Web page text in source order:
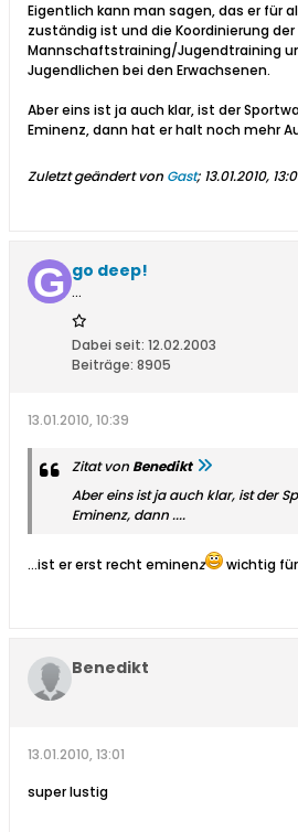
Eigentlich kann man sagen, das er für
zuständig ist und die Koordinierung
Mannschaftstraining/Jugendtraining
Jugendlichen bei den Erwachsenen.
Aber eins ist ja auch klar, ist der
Eminenz, dann hat er halt noch mehr
Zuletzt geändert von Gast; 13.01.2010,
go deep!
...
Dabei seit: 12.02.2003
Beiträge: 8905
13.01.2010, 10:39
Zitat vonBenedikt
Aber eins ist ja auch klar, ist der
Eminenz, dann ....
...ist er erst recht eminenz wichtig
Benedikt
13.01.2010, 13:01
super lustig